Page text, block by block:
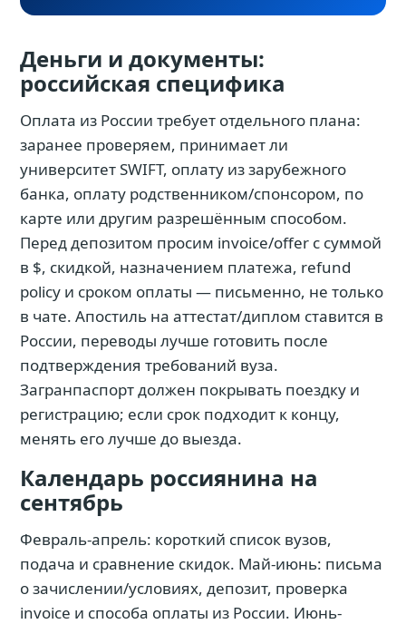
Деньги и документы:
российская специфика
Оплата из России требует отдельного плана:
заранее проверяем, принимает ли
университет SWIFT, оплату из зарубежного
банка, оплату родственником/спонсором, по
карте или другим разрешённым способом.
Перед депозитом просим invoice/offer с суммой
в $, скидкой, назначением платежа, refund
policy и сроком оплаты — письменно, не только
в чате. Апостиль на аттестат/диплом ставится в
России, переводы лучше готовить после
подтверждения требований вуза.
Загранпаспорт должен покрывать поездку и
регистрацию; если срок подходит к концу,
менять его лучше до выезда.
Календарь россиянина на
сентябрь
Февраль-апрель: короткий список вузов,
подача и сравнение скидок. Май-июнь: письма
о зачислении/условиях, депозит, проверка
invoice и способа оплаты из России. Июнь-